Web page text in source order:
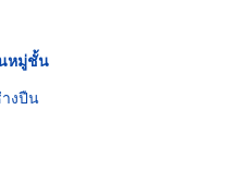
หมู่ชั้น
งปืน